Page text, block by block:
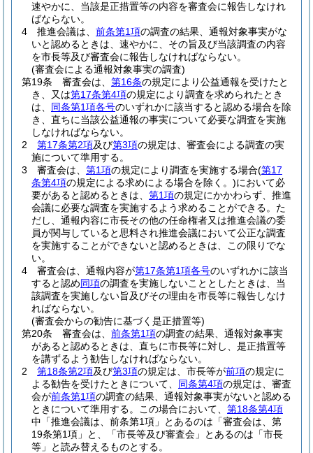
速やかに、当該是正措置等の内容を審査会に報告しなけれ
ばならない。
4
推進会議は、 前条第1項の調査の結果、通報対象事実がな
いと認めるときは、速やかに、その旨及び当該調査の内容
を市長等及び審査会に報告しなければならない。
(審査会による通報対象事実の調査)
第19条
審査会は、 第16条の規定により公益通報を受けたと
き、又は第17条第4項の規定により調査を求められたとき
は、 同条第1項各号のいずれかに該当すると認める場合を除
き、直ちに当該公益通報の事実について必要な調査を実施
しなければならない。
2
第17条第2項及び第3項の規定は、審査会による調査の実
施について準用する。
3
審査会は、 第1項の規定により調査を実施する場合(第17
条第4項の規定による求めによる場合を除く。)において必
要があると認めるときは、 第1項の規定にかかわらず、推進
会議に必要な調査を実施するよう求めることができる。 た
だし、通報内容に市長その他の任命権者又は推進会議の委
員が関与していると思料され推進会議において公正な調査
を実施することができないと認めるときは、この限りでな
い。
4
審査会は、通報内容が第17条第1項各号のいずれかに該当
すると認め同項の調査を実施しないこととしたときは、当
該調査を実施しない旨及びその理由を市長等に報告しなけ
ればならない。
(審査会からの勧告に基づく是正措置等)
第20条
審査会は、 前条第1項の調査の結果、通報対象事実
があると認めるときは、直ちに市長等に対し、是正措置等
を講ずるよう勧告しなければならない。
2
第18条第2項及び第3項の規定は、市長等が前項の規定に
よる勧告を受けたときについて、 同条第4項の規定は、審査
会が前条第1項の調査の結果、通報対象事実がないと認める
ときについて準用する。
この場合において、 第18条第4項
中「推進会議は、前条第1項」とあるのは「審査会は、第
19条第1項」と、「市長等及び審査会」とあるのは「市長
等」と読み替えるものとする。